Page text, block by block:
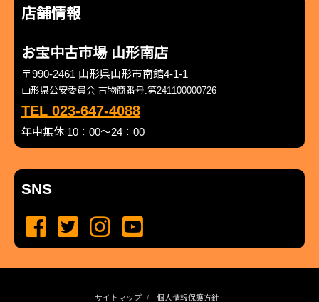
店舗情報
お宝中古市場 山形南店
〒990-2461 山形県山形市南館4-1-1
山形県公安委員会 古物商番号:第241100000726
TEL 023-647-4088
年中無休 10：00～24：00
SNS
サイトマップ 個人情報保護方針